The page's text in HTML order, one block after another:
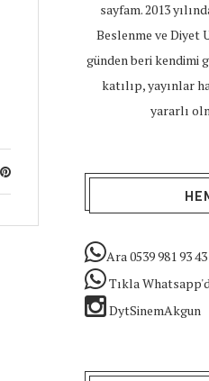
sayfam. 2013
Beslenme ve Diyet
günden beri kendimi
katılıp, yayınlar
yararlı
Ara 0539 981 93 43
Tıkla
DytSinemAkgun